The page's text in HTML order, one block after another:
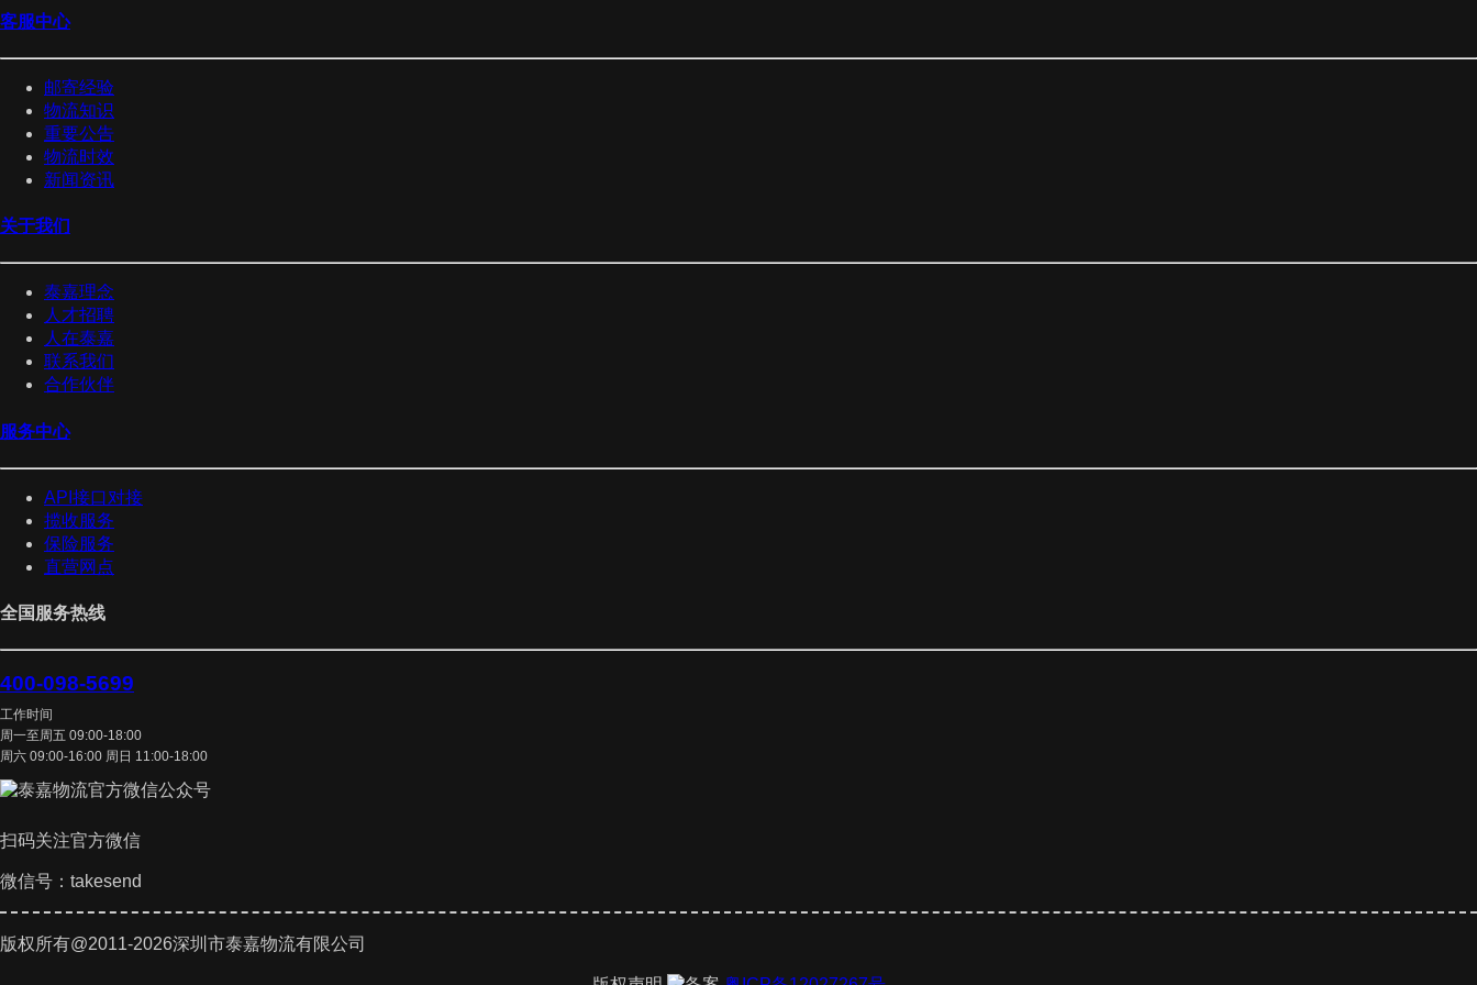
客服中心
邮寄经验
物流知识
重要公告
物流时效
新闻资讯
关于我们
泰嘉理念
人才招聘
人在泰嘉
联系我们
合作伙伴
服务中心
API接口对接
揽收服务
保险服务
直营网点
全国服务热线
400-098-5699
工作时间
周一至周五 09:00-18:00
周六 09:00-16:00 周日 11:00-18:00
扫码关注官方微信
微信号：takesend
版权所有@2011-2026深圳市泰嘉物流有限公司